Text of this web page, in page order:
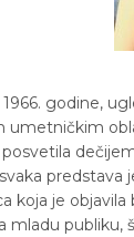
godine,
umetničkim
predstava
koja je
mladu publiku,